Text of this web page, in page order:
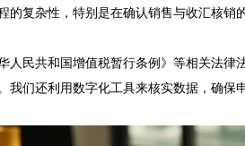
复杂性，特别是在确认销售与收汇核销
民共和国增值税暂行条例》等相关法
们还利用数字化工具来核实数据，确保